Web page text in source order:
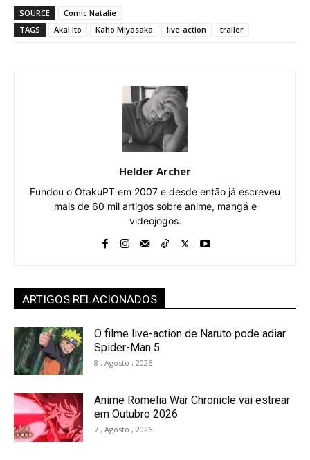
SOURCE
Comic Natalie
TAGS
Akai Ito Kaho Miyasaka live-action trailer
Helder Archer
Fundou o OtakuPT em 2007 e desde então já escreveu
mais de 60 mil artigos sobre anime, mangá e
videojogos.
ARTIGOS RELACIONADOS
O filme live-action de Naruto pode adiar
Spider-Man 5
8 , Agosto , 2026
Anime Romelia War Chronicle vai estrear
em Outubro 2026
7 , Agosto , 2026